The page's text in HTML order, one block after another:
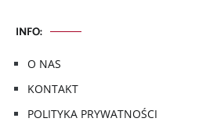
INFO:
O NAS
KONTAKT
POLITYKA PRYWATNOŚCI